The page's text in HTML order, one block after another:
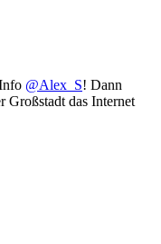
@Alex_S! Dann
Großstadt das Internet